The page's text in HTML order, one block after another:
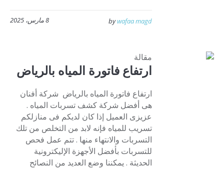
8 مارس، 2025 bywafaa magd
مقالة
ارتفاع فاتورة المياه بالرياض
ارتفاع فاتورة المياه بالرياض شركة أفنان
هى أفضل شركة كشف تسربات المياه .
عزيزى العميل إذا كان لديكم فى منازلكم
تسريب للمياه فإنه لابد من التخلص من تلك
التسربات والانتهاء منها . تتم عمل فحص
للتسربات بأفضل الأجهزة الإليكترونية
الحديثة . يمكننا وضع العديد من النصائح